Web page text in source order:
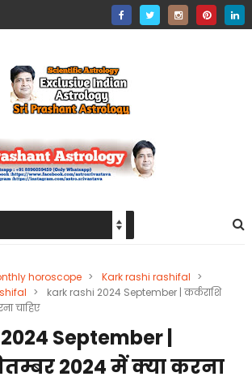
horoscope > Kark rashi rashifal >
>
kark rashi 2024 September | कर्कराशि
चाहिए
September |
2024 में क्या करना